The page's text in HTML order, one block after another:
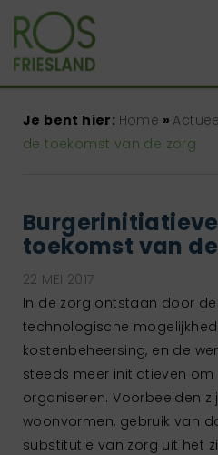
Je bent hier: Home »
de toekomst van de zorg
toekomst van
22 MEI 2017
In de zorg ontstaan door
technologische
kostenbeheersing, en de
steeds meer initiatieven
organiseren. Voorbeelden
woonvormen, gebruik van
substitutie van zorg uit het